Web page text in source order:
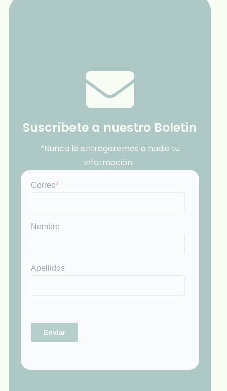
Suscríbete a nuestro Boletin
*Nunca le entregaremos a nadie tu
información.